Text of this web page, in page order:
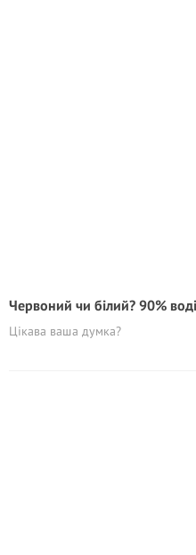
Червоний чи білий? 90%
Цікава ваша думка?